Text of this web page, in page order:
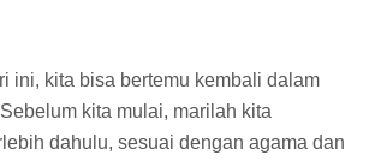
ini, kita bisa bertemu kembali dalam
kita mulai, marilah kita
dahulu, sesuai dengan agama dan